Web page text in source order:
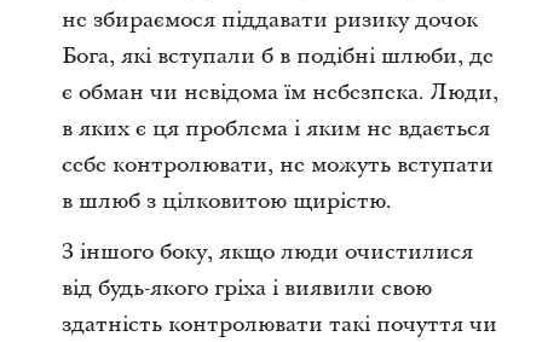
не збираємося піддавати ризику дочок
Бога, які вступали б в подібні шлюби, де
є обман чи невідома їм небезпека. Люди,
в яких є ця проблема і яким не вдається
себе контролювати, не можуть вступати
в шлюб з цілковитою щирістю.
З іншого боку, якщо люди очистилися
від будь-якого гріха і виявили свою
здатність контролювати такі почуття чи